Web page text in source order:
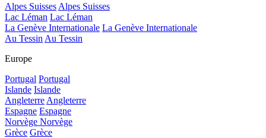
Alpes Suisses Alpes Suisses
Lac Léman Lac Léman
La Genève Internationale La Genève Internationale
Au Tessin Au Tessin
Europe
Portugal Portugal
Islande Islande
Angleterre Angleterre
Espagne Espagne
Norvège Norvège
Grèce Grèce